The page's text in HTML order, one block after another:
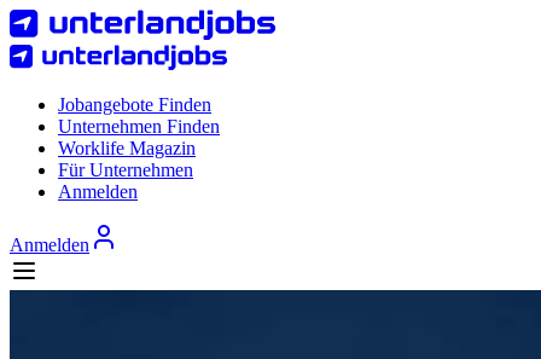
Jobangebote Finden
Unternehmen Finden
Worklife Magazin
Für Unternehmen
Anmelden
Anmelden